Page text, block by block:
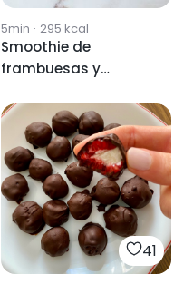
5min · 295 kcal
Smoothie de
frambuesas y
41